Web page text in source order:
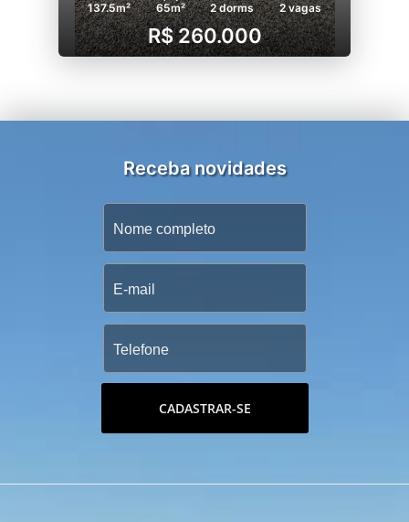
137.5m² 65m² 2 dorms 2 vagas
R$ 260.000
Receba novidades
CADASTRAR-SE